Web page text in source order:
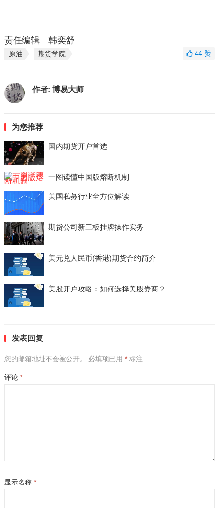
责任编辑：韩奕舒
原油 期货学院 44赞
作者: 博易大师
为您推荐
国内期货开户首选
一图读懂中国版熔断机制
美国私募行业全方位解读
期货公司新三板挂牌操作实务
美元兑人民币(香港)期货合约简介
美股开户攻略：如何选择美股券商？
发表回复
您的邮箱地址不会被公开。 必填项已用 *标注
评论 *
显示名称 *